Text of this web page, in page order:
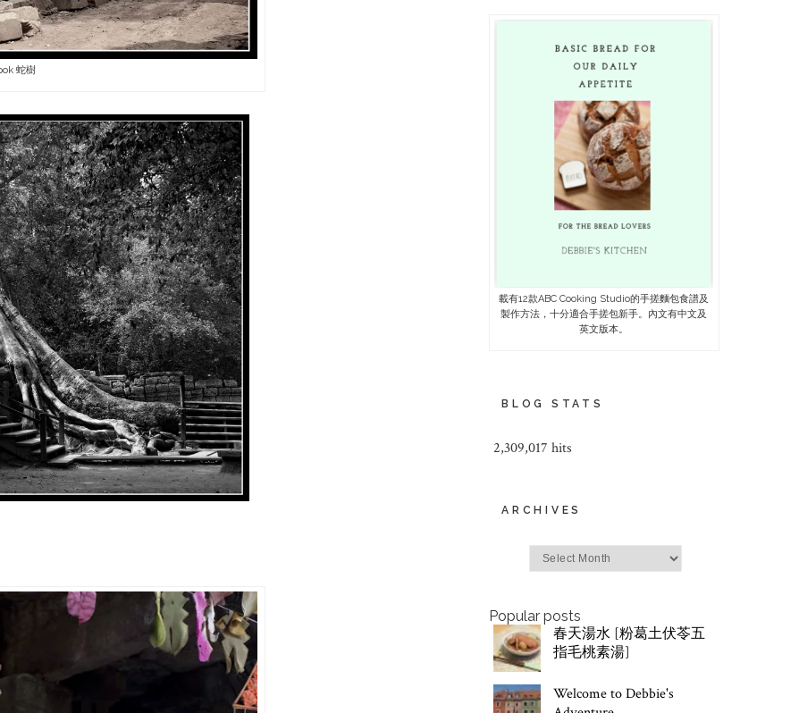
蛇樹
載有12款ABC Cooking Studio的手搓麵包食譜及
製作方法，十分適合手搓包新手。內文有中文及
英文版本。
BLOG STATS
2,309,017 hits
ARCHIVES
Popular posts
春天湯水 [粉葛土伏苓五
指毛桃素湯]
Welcome to Debbie's